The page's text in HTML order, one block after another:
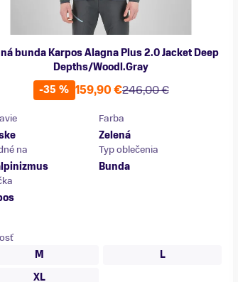
bunda Karpos Alagna Plus 2.0 Jacket Deep
Depths/Woodl.Gray
-35 %
246,00 €
159,90 €
Farba
Zelená
na
Typ oblečenia
Bunda
M
L
XL